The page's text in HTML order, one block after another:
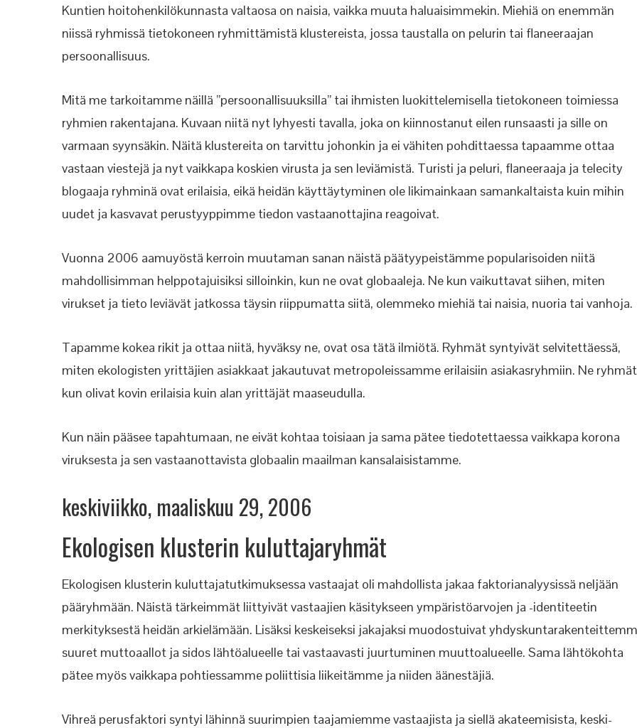
Kuntien hoitohenkilökunnasta valtaosa on naisia, vaikka muuta haluaisimmekin. Miehiä on enemmän
niissä ryhmissä tietokoneen ryhmittämistä klustereista, jossa taustalla on pelurin tai flaneeraajan
persoonallisuus.
Mitä me tarkoitamme näillä ”persoonallisuuksilla” tai ihmisten luokittelemisella tietokoneen toimiessa
ryhmien rakentajana. Kuvaan niitä nyt lyhyesti tavalla, joka on kiinnostanut eilen runsaasti ja sille on
varmaan syynsäkin. Näitä klustereita on tarvittu johonkin ja ei vähiten pohdittaessa tapaamme ottaa
vastaan viestejä ja nyt vaikkapa koskien virusta ja sen leviämistä. Turisti ja peluri, flaneeraaja ja telecity
blogaaja ryhminä ovat erilaisia, eikä heidän käyttäytyminen ole likimainkaan samankaltaista kuin mihin
uudet ja kasvavat perustyyppimme tiedon vastaanottajina reagoivat.
Vuonna 2006 aamuyöstä kerroin muutaman sanan näistä päätyypeistämme popularisoiden niitä
mahdollisimman helppotajuisiksi silloinkin, kun ne ovat globaaleja. Ne kun vaikuttavat siihen, miten
virukset ja tieto leviävät jatkossa täysin riippumatta siitä, olemmeko miehiä tai naisia, nuoria tai vanhoja.
Tapamme kokea rikit ja ottaa niitä, hyväksy ne, ovat osa tätä ilmiötä. Ryhmät syntyivät selvitettäessä,
miten ekologisten yrittäjien asiakkaat jakautuvat metropoleissamme erilaisiin asiakasryhmiin. Ne ryhmät
kun olivat kovin erilaisia kuin alan yrittäjät maaseudulla.
Kun näin pääsee tapahtumaan, ne eivät kohtaa toisiaan ja sama pätee tiedotettaessa vaikkapa korona
viruksesta ja sen vastaanottavista globaalin maailman kansalaisistamme.
keskiviikko, maaliskuu 29, 2006
Ekologisen klusterin kuluttajaryhmät
Ekologisen klusterin kuluttajatutkimuksessa vastaajat oli mahdollista jakaa faktorianalyysissä neljään
pääryhmään. Näistä tärkeimmät liittyivät vastaajien käsitykseen ympäristöarvojen ja -identiteetin
merkityksestä heidän arkielämään. Lisäksi keskeiseksi jakajaksi muodostuivat
suuret muttoaallot ja sidos lähtöalueelle tai vastaavasti juurtuminen muuttoalueelle. Sama lähtökohta
pätee myös vaikkapa pohtiessamme poliittisia liikeitämme ja niiden äänestäjiä.
Vihreä perusfaktori syntyi lähinnä suurimpien taajamiemme vastaajista ja siellä akateemisista, keski-